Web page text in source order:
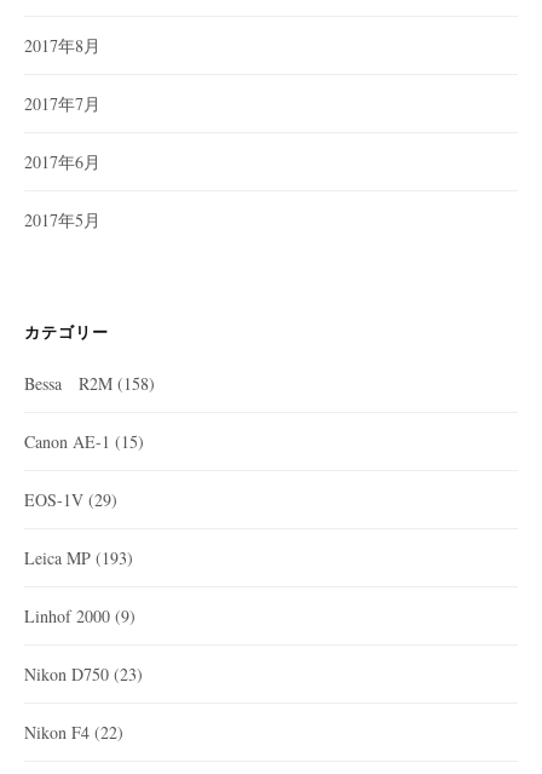
2017年8月
2017年7月
2017年6月
2017年5月
カテゴリー
Bessa R2M (158)
Canon AE-1 (15)
EOS-1V (29)
Leica MP (193)
Linhof 2000 (9)
Nikon D750 (23)
Nikon F4 (22)